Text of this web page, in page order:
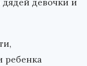
ребенка